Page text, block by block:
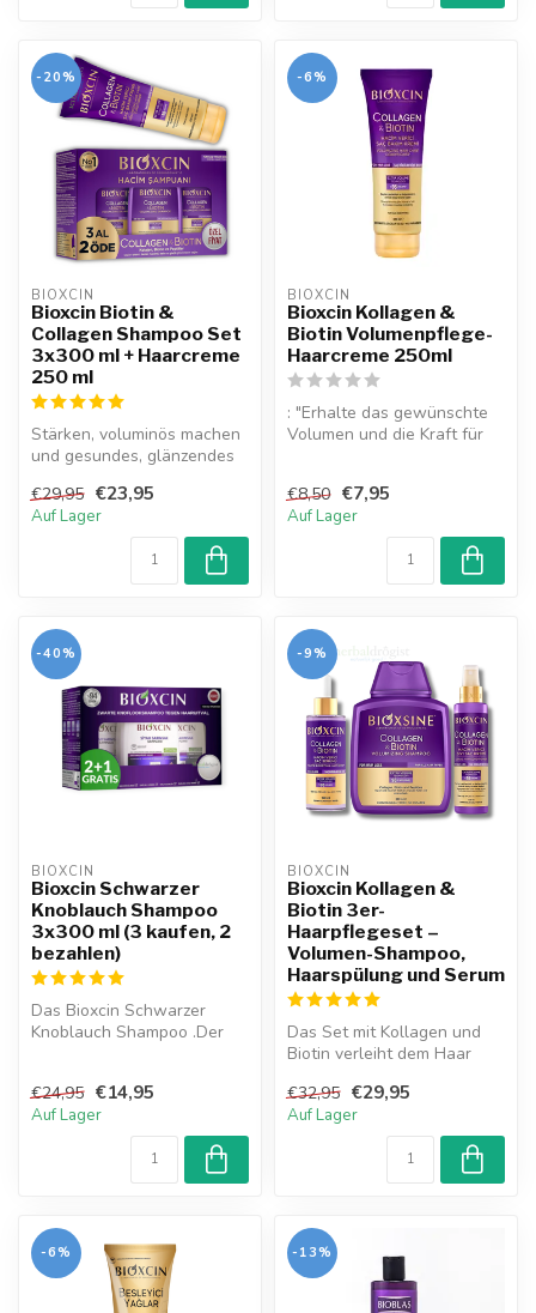
-20%
BIOXCIN
Bioxcin Biotin &
Collagen Shampoo Set
3x300 ml + Haarcreme
250 ml
Stärken, voluminös machen
und gesundes, glänzendes
Biot...
€29,95 €23,95
Auf Lager
-6%
BIOXCIN
Bioxcin Kollagen &
Biotin Volumenpflege-
Haarcreme 250ml
: "Erhalte das gewünschte
Volumen und die Kraft für
€8,50 €7,95
Auf Lager
-40%
BIOXCIN
Bioxcin Schwarzer
Knoblauch Shampoo
3x300 ml (3 kaufen, 2
bezahlen)
Das Bioxcin Schwarzer
Knoblauch Shampoo .Der
€24,95 €14,95
Auf Lager
-9%
BIOXCIN
Bioxcin Kollagen &
Biotin 3er-
Haarpflegeset –
Volumen-Shampoo,
Haarspülung und Serum
Das Set mit Kollagen und
Biotin verleiht dem Haar
– mi...
€32,95 €29,95
Auf Lager
-6% -13%